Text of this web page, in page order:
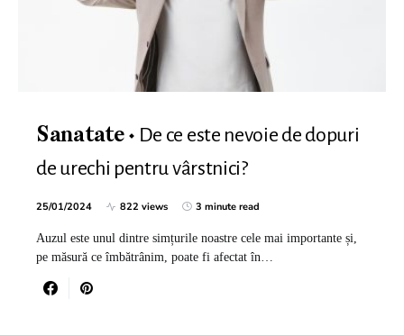
Sanatate
De ce este nevoie de dopuri
de urechi pentru vârstnici?
25/01/2024 822 views 3 minute read
Auzul este unul dintre simțurile noastre cele mai importante și,
pe măsură ce îmbătrânim, poate fi afectat în…